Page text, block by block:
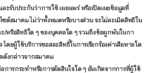
ละรับประกันว่าการใช้ เผยแพร่ หรือเปิดเผยข้อมูลที่
ซต์สมาคม ไม่ว่าทั้งหมดหรือบางส่วน จะไม่ละเมิดสิทธิใน
หรือสิทธิใด ๆ ของบุคคลใด ๆ รวมถึงข้อผูกพันในกา
ดยผู้ใช้บริการขอสละสิทธิ์ในการเรียกร้องค่าเสียหายใด
ดังกล่าวจากสมาคม
การกระทำหรือการตัดสินใจใด ๆ อันเกิดจากการที่ผู้ใช้